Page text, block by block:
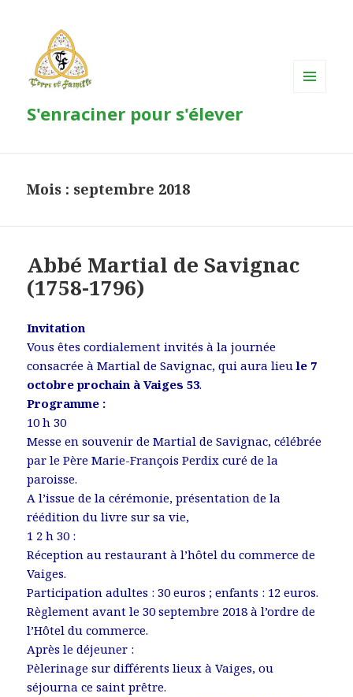
S'enraciner pour s'élever
Mois : septembre 2018
Abbé Martial de Savignac
(1758-1796)
Invitation
Vous êtes cordialement invités à la journée
consacrée à Martial de Savignac, qui aura lieule 7
octobre prochain à Vaiges 53.
Programme :
10 h 30
Messe en souvenir de Martial de Savignac, célébrée
par le Père Marie-François Perdix curé de la
paroisse.
A l’issue de la cérémonie, présentation de la
réédition du livre sur sa vie,
1 2 h 30 :
Réception au restaurant à l’hôtel du commerce de
Vaiges.
Participation adultes : 30 euros ; enfants : 12 euros.
Règlement avant le 30 septembre 2018 à l’ordre de
l’Hôtel du commerce.
Après le déjeuner :
Pèlerinage sur différents lieux à Vaiges, ou
séjourna ce saint prêtre.